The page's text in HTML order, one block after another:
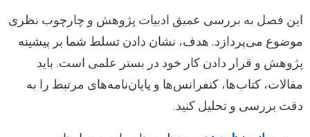
این فصل به بررسی عمیق ادبیات پژوهش و چارچوب نظری
موضوع می‌پردازد. هدف، نشان دادن تسلط شما بر پیشینه
پژوهش و قرار دادن کار خود در بستر علمی است. باید
مقالات، کتاب‌ها، کنفرانس‌ها و پایان‌نامه‌های مرتبط را به
دقت بررسی و تحلیل کنید.